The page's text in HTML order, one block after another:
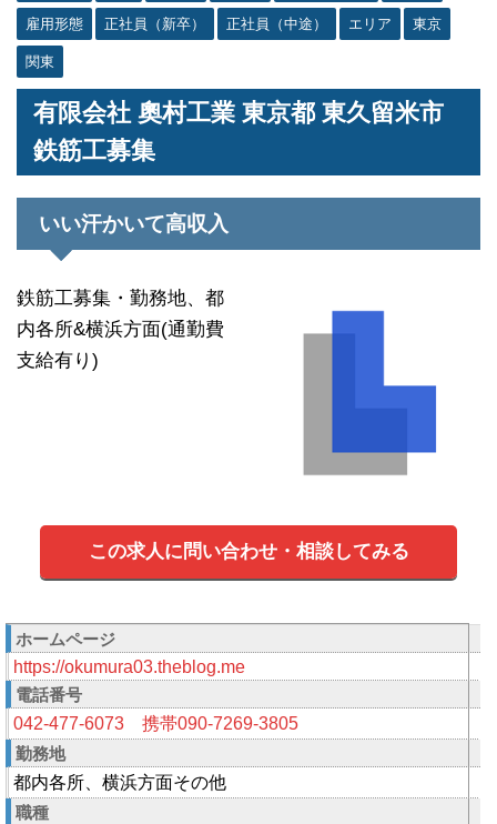
雇用形態 正社員（新卒） 正社員（中途） エリア 東京
関東
有限会社 奧村工業 東京都 東久留米市
鉄筋工募集
いい汗かいて高収入
鉄筋工募集・勤務地、都
内各所&横浜方面(通勤費
支給有り)
この求人に問い合わせ・相談してみる
ホームページ
https://okumura03.theblog.me
電話番号
042-477-6073 携帯090-7269-3805
勤務地
都内各所、横浜方面その他
職種